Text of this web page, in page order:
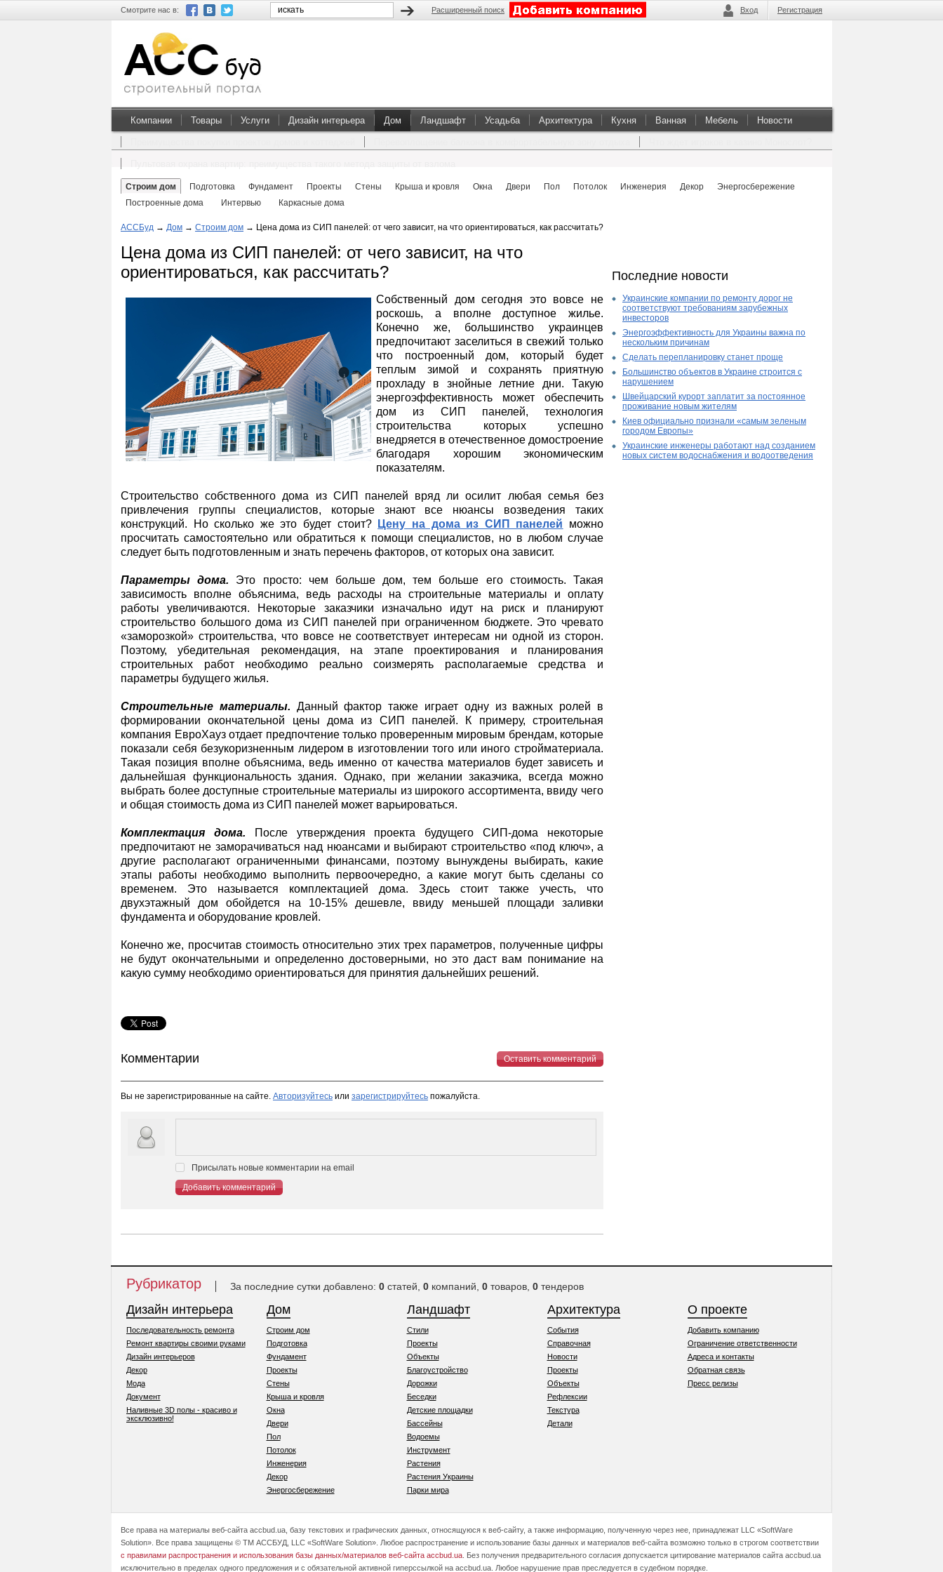
Смотрите нас в: Расширенный поиск Вход Регистрация
Компании Товары Услуги Дизайн интерьера Дом Ландшафт Усадьба Архитектура Кухня Ванная Мебель Новости
Строим дом Подготовка Фундамент Проекты Стены Крыша и кровля Окна Двери Пол Потолок Инженерия Декор
Энергосбережение
Построенные дома
Интервью Каркасные дома
АССБуд → Дом → Строим дом → Цена дома из СИП панелей: от чего зависит, на что ориентироваться, как рассчитать?
Цена дома из СИП панелей: от чего зависит, на что
ориентироваться, как рассчитать?
Собственный дом сегодня это вовсе не
роскошь, а вполне доступное жилье.
Конечно же, большинство украинцев
предпочитают заселиться в свежий только
что построенный дом, который будет
теплым зимой и сохранять приятную
прохладу в знойные летние дни. Такую
энергоэффективность может обеспечить
дом из СИП панелей, технология
строительства которых успешно
внедряется в отечественное домостроение
благодаря хорошим экономическим
показателям.
Строительство собственного дома из СИП панелей вряд ли осилит любая семья без
привлечения группы специалистов, которые знают все нюансы возведения таких
конструкций. Но сколько же это будет стоит?
Цену на дома из СИП панелей можно
просчитать самостоятельно или обратиться к помощи специалистов, но в любом случае
следует быть подготовленным и знать перечень факторов, от которых она зависит.
Параметры дома. Это просто: чем больше дом, тем больше его стоимость. Такая
зависимость вполне объяснима, ведь расходы на строительные материалы и оплату
работы увеличиваются. Некоторые заказчики изначально идут на риск и планируют
строительство большого дома из СИП панелей при ограниченном бюджете. Это чревато
«заморозкой» строительства, что вовсе не соответствует интересам ни одной из сторон.
Поэтому, убедительная рекомендация, на этапе проектирования и планирования
строительных работ необходимо реально соизмерять располагаемые средства и
параметры будущего жилья.
Строительные материалы. Данный фактор также играет одну из важных ролей в
формировании окончательной цены дома из СИП панелей. К примеру, строительная
компания ЕвроХауз отдает предпочтение только проверенным мировым брендам, которые
показали себя безукоризненным лидером в изготовлении того или иного стройматериала.
Такая позиция вполне объяснима, ведь именно от качества материалов будет зависеть и
дальнейшая функциональность здания. Однако, при желании заказчика, всегда можно
выбрать более доступные строительные материалы из широкого ассортимента, ввиду чего
и общая стоимость дома из СИП панелей может варьироваться.
Комплектация дома. После утверждения проекта будущего СИП-дома некоторые
предпочитают не заморачиваться над нюансами и выбирают строительство «под ключ», а
другие располагают ограниченными финансами, поэтому вынуждены выбирать, какие
этапы работы необходимо выполнить первоочередно, а какие могут быть сделаны со
временем. Это называется комплектацией дома. Здесь стоит также учесть, что
двухэтажный дом обойдется на 10-15% дешевле, ввиду меньшей площади заливки
фундамента и оборудование кровлей.
Конечно же, просчитав стоимость относительно этих трех параметров, полученные цифры
не будут окончательными и определенно достоверными, но это даст вам понимание на
какую сумму необходимо ориентироваться для принятия дальнейших решений.
Комментарии Оставить комментарий
Вы не зарегистрированные на сайте. Авторизуйтесь или зарегистрируйтесь пожалуйста.
Присылать новые комментарии на email
Добавить комментарий
Последние новости
Украинские компании по ремонту дорог не
соответствуют требованиям зарубежных
инвесторов
Энергоэффективность для Украины важна по
нескольким причинам
Сделать перепланировку станет проще
Большинство объектов в Украине строится с
нарушением
Швейцарский курорт заплатит за постоянное
проживание новым жителям
Киев официально признали «самым зеленым
городом Европы»
Украинские инженеры работают над созданием
новых систем водоснабжения и водоотведения
Рубрикатор За последние сутки добавлено: 0статей, 0компаний, 0товаров, 0тендеров
Дизайн интерьера
Последовательность ремонта
Ремонт квартиры своими руками
Дизайн интерьеров
Декор
Мода
Документ
Наливные 3D полы - красиво и
эксклюзивно!
Дом
Строим дом
Подготовка
Фундамент
Проекты
Стены
Крыша и кровля
Окна
Двери
Пол
Потолок
Инженерия
Декор
Энергосбережение
Ландшафт
Стили
Проекты
Объекты
Благоустройство
Дорожки
Беседки
Детские площадки
Бассейны
Водоемы
Инструмент
Растения
Растения Украины
Парки мира
Архитектура
События
Справочная
Новости
Проекты
Объекты
Рефлексии
Текстура
Детали
О проекте
Добавить компанию
Ограничение ответственности
Адреса и контакты
Обратная связь
Пресс релизы
Все права на материалы веб-сайта accbud.ua, базу текстових и графических данных, относящуюся к веб-сайту, а также информацию, полученную через нее, принадлежат LLC «SoftWare
Solution». Все права защищены © ТМ АССБУД, LLC «SoftWare Solution». Любое распространение и использование базы данных и материалов веб-сайта возможно только в строгом соответствии
с правилами распространения и использования базы данных/материалов веб-сайта accbud.ua . Без получения предварительного согласия допускается цитирование материалов сайта accbud.ua
исключительно в пределах одного предложения и с обязательной активной гиперссылкой на accbud.ua. Любое нарушение прав преследуется в судебном порядке.